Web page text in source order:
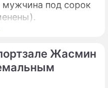
мужчина под сорок
Жасмин